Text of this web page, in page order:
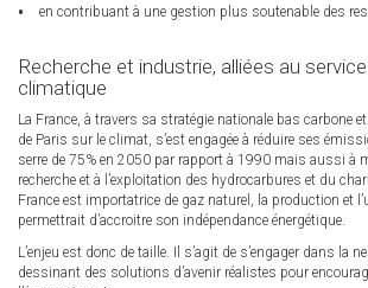
en contribuant à une gestion plus soutenable des
Recherche et industrie, alliées au service
climatique
La France, à travers sa stratégie nationale bas carbone
de Paris sur le climat, s’est engagée à réduire ses
serre de 75% en 2050 par rapport à 1990 mais aussi à
recherche et à l’exploitation des hydrocarbures et du
France est importatrice de gaz naturel, la production et
permettrait d’accroitre son indépendance énergétique.
L’enjeu est donc de taille. Il s’agit de s’engager dans la
dessinant des solutions d’avenir réalistes pour